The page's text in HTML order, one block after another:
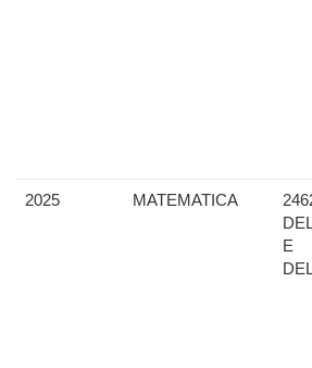
2025 MATEMATICA
E